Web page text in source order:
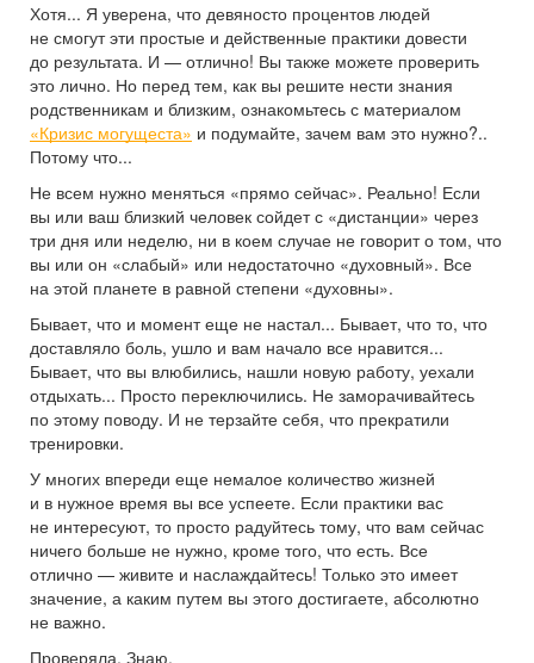
Хотя... Я уверена, что девяносто процентов людей
не смогут эти простые и действенные практики довести
до результата. И — отлично! Вы также можете проверить
это лично. Но перед тем, как вы решите нести знания
родственникам и близким, ознакомьтесь с материалом
«Кризис могущеста» и подумайте, зачем вам это нужно?..
Потому что...
Не всем нужно меняться «прямо сейчас». Реально! Если
вы или ваш близкий человек сойдет с «дистанции» через
три дня или неделю, ни в коем случае не говорит о том, что
вы или он «слабый» или недостаточно «духовный». Все
на этой планете в равной степени «духовны».
Бывает, что и момент еще не настал... Бывает, что то, что
доставляло боль, ушло и вам начало все нравится...
Бывает, что вы влюбились, нашли новую работу, уехали
отдыхать... Просто переключились. Не заморачивайтесь
по этому поводу. И не терзайте себя, что прекратили
тренировки.
У многих впереди еще немалое количество жизней
и в нужное время вы все успеете. Если практики вас
не интересуют, то просто радуйтесь тому, что вам сейчас
ничего больше не нужно, кроме того, что есть. Все
отлично — живите и наслаждайтесь! Только это имеет
значение, а каким путем вы этого достигаете, абсолютно
не важно.
Проверяла. Знаю.